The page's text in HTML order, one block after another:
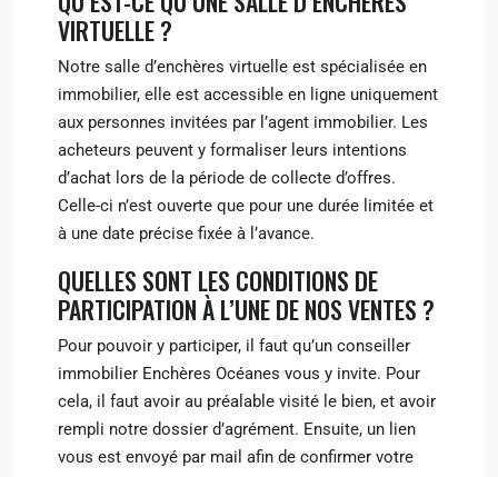
VIRTUELLE ?
Notre salle d’enchères virtuelle est spécialisée en
immobilier, elle est accessible en ligne uniquement
aux personnes invitées par l’agent immobilier. Les
acheteurs peuvent y formaliser leurs intentions
d’achat lors de la période de collecte d’offres.
Celle-ci n’est ouverte que pour une durée limitée et
à une date précise fixée à l’avance.
QUELLES SONT LES CONDITIONS DE
PARTICIPATION À L’UNE DE NOS VENTES ?
Pour pouvoir y participer, il faut qu’un conseiller
immobilier Enchères Océanes vous y invite. Pour
cela, il faut avoir au préalable visité le bien, et avoir
rempli notre dossier d’agrément. Ensuite, un lien
vous est envoyé par mail afin de confirmer votre